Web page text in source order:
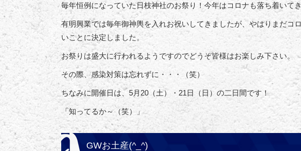
毎年恒例になっていた日枝神社のお祭り！今年はコロナも落ち着いて
有明興業では毎年御神輿を入れお祝いしてきましたが、やはりまだコ
いことに決定しました。
お祭りは盛大に行われるようですのでどうぞ皆様はお楽しみ下さい。
その際、感染対策は忘れずに・・・（笑）
ちなみに開催日は、5月20（土）・21日（日）の二日間です！
「知ってるか～（笑）」
GWお土産(^_^)